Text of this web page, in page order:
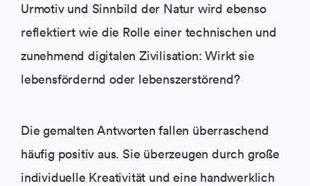
Urmotiv und Sinnbild der Natur wird ebenso
reflektiert wie die Rolle einer technischen und
zunehmend digitalen Zivilisation: Wirkt sie
lebensfördernd oder lebenszerstörend?
Die gemalten Antworten fallen überraschend
häufig positiv aus. Sie überzeugen durch große
individuelle Kreativität und eine handwerklich